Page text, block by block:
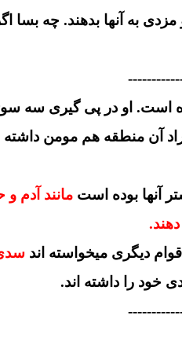
به آنها بدهند. چه بسا
است. او در پی گیری سه
آن منطقه هم مومن داشته
آنها بوده است مانند آدم
دیگری میخواسته اند
خود را داشته اند.